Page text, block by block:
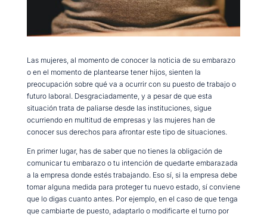
Las mujeres, al momento de conocer la noticia de su embarazo
o en el momento de plantearse tener hijos, sienten la
preocupación sobre qué va a ocurrir con su puesto de trabajo o
futuro laboral. Desgraciadamente, y a pesar de que esta
situación trata de paliarse desde las instituciones, sigue
ocurriendo en multitud de empresas y las mujeres han de
conocer sus derechos para afrontar este tipo de situaciones.
En primer lugar, has de saber que no tienes la obligación de
comunicar tu embarazo o tu intención de quedarte embarazada
a la empresa donde estés trabajando. Eso sí, si la empresa debe
tomar alguna medida para proteger tu nuevo estado, sí conviene
que lo digas cuanto antes. Por ejemplo, en el caso de que tenga
que cambiarte de puesto, adaptarlo o modificarte el turno por